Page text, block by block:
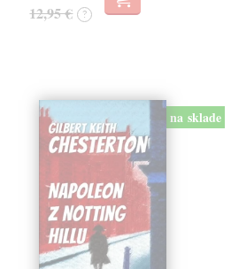
12,95 € ?
na sklade